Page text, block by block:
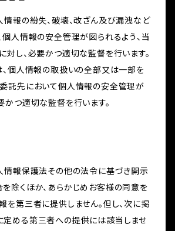
情報の紛失、破壊、改ざん及び漏洩など
個人情報の安全管理が図られるよう、当
対し、必要かつ適切な監督を行います。
、個人情報の取扱いの全部又は一部を
託先において個人情報の安全管理が
かつ適切な監督を行います。
情報保護法その他の法令に基づき開示
除くほか、あらかじめお客様の同意を
を第三者に提供しません。但し、次に掲
定める第三者への提供には該当しませ